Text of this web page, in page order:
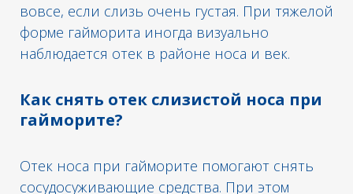
вовсе, если слизь очень густая. При тяжелой
форме гайморита иногда визуально
наблюдается отек в районе носа и век.
Как снять отек слизистой носа при
гайморите?
Отек носа при гайморите помогают снять
сосудосуживающие средства. При этом